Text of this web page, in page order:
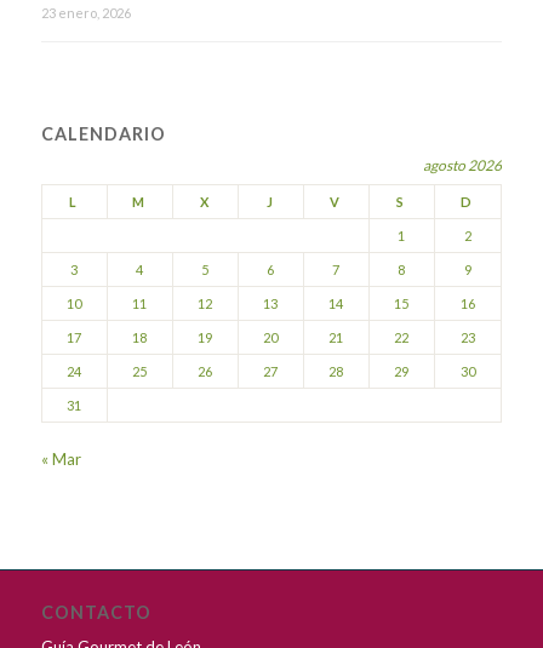
23 enero, 2026
CALENDARIO
agosto 2026
L M X J V S D
1 2
3 4 5 6 7 8 9
10 11 12 13 14 15 16
17 18 19 20 21 22 23
24 25 26 27 28 29 30
31
« Mar
CONTACTO